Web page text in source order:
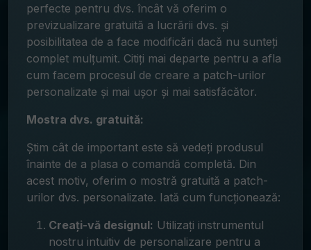
perfecte pentru dvs. încât vă oferim o
previzualizare gratuită a lucrării dvs. și
posibilitatea de a face modificări dacă nu sunteți
complet mulțumit. Citiți mai departe pentru a afla
cum facem procesul de creare a patch-urilor
personalizate și mai ușor și mai satisfăcător.
Mostra dvs. gratuită:
Știm cât de important este să vedeți produsul
înainte de a plasa o comandă completă. Din
acest motiv, oferim o mostră gratuită a patch-
urilor dvs. personalizate. Iată cum funcționează:
Creați-vă designul: Utilizați instrumentul
nostru intuitiv de personalizare pentru a